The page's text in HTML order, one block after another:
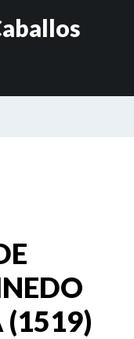
(1519)